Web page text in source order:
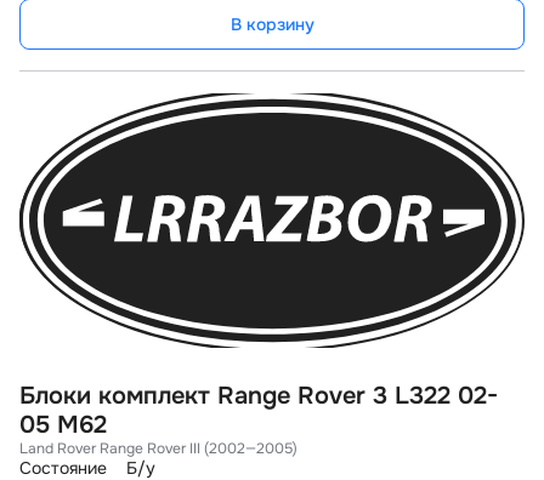
В корзину
Блоки комплект Range Rover 3 L322 02-
05 M62
Land Rover Range Rover III (2002—2005)
Состояние
Б/у